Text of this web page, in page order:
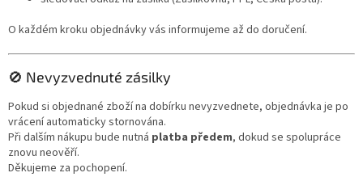
O každém kroku objednávky vás informujeme až do doručení.
🚫 Nevyzvednuté zásilky
Pokud si objednané zboží na dobírku nevyzvednete, objednávka je po
vrácení automaticky stornována.
Při dalším nákupu bude nutná platba předem, dokud se spolupráce
znovu neověří.
Děkujeme za pochopení.